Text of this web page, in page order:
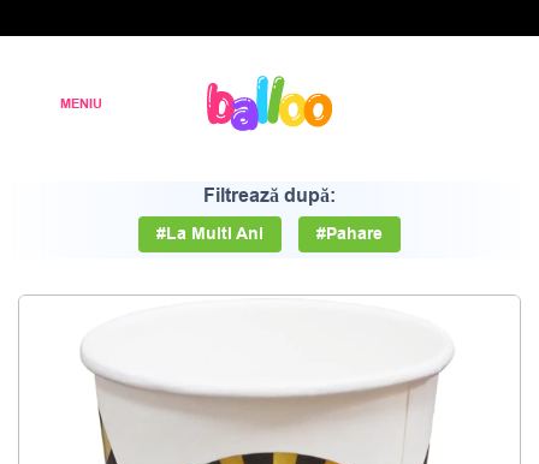
Filtrează după:
#La Multi Ani #Pahare